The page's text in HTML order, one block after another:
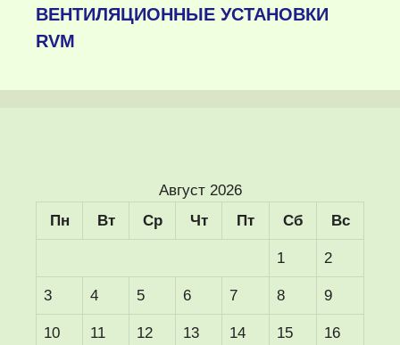
ВЕНТИЛЯЦИОННЫЕ УСТАНОВКИ
RVM
Август 2026
Пн
Вт Ср Чт Пт Сб Вс
1 2
3 4 5 6 7 8 9
10 11 12 13 14 15 16